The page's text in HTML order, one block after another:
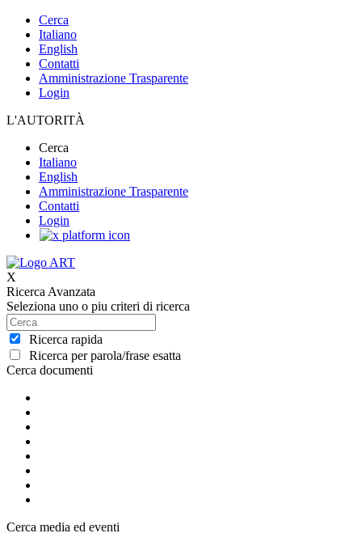
Cerca
Italiano
English
Contatti
Amministrazione Trasparente
Login
L'AUTORITÀ
Cerca
Italiano
English
Amministrazione Trasparente
Contatti
Login
X
Ricerca Avanzata
Seleziona uno o piu criteri di ricerca
Ricerca rapida
Ricerca per parola/frase esatta
Cerca documenti
Cerca media ed eventi